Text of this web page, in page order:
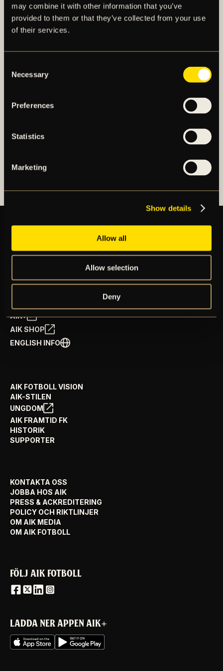
may combine it with other information that you’ve
provided to them or that they’ve collected from your use
of their services.
Selection
Necessary
Preferences
Statistics
Marketing
Show details
Allow all
Allow selection
Deny
elitfotbollsverksamhet genom ett herrlag och ett
spelar i OBOS Damallsvenskan. AIK Fotboll AB är
noterat på NGM Nordic Growth Market Stockholm.
BILJETTER
SPELSCHEMA
PRENUMERERA PÅ NYHETSBREV
AIK+
AIK SHOP
ENGLISH INFO
AIK FOTBOLL VISION
AIK-STILEN
UNGDOM
AIK FRAMTID FK
HISTORIK
SUPPORTER
KONTAKTA OSS
JOBBA HOS AIK
PRESS & ACKREDITERING
POLICY OCH RIKTLINJER
OM AIK MEDIA
OM AIK FOTBOLL
FÖLJ AIK FOTBOLL
LADDA NER APPEN AIK+